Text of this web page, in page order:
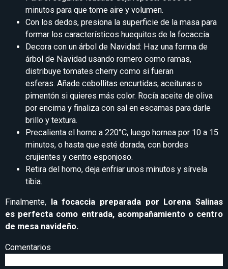
minutos para que tome aire y volumen.
Con los dedos, presiona la superficie de la masa para
formar los característicos huequitos de la focaccia.
Decora con un árbol de Navidad: Haz una forma de
árbol de Navidad usando romero como ramas,
distribuye tomates cherry como si fueran
esferas. Añade cebollitas encurtidas, aceitunas o
pimentón si quieres más color. Rocía aceite de oliva
por encima y finaliza con sal en escamas para darle
brillo y textura.
Precalienta el horno a 220°C, luego hornea por 10 a 15
minutos, o hasta que esté dorada, con bordes
crujientes y centro esponjoso.
Retira del horno, deja enfriar unos minutos y sírvela
tibia.
Finalmente,
la focaccia preparada por Lorena Salinas
es perfecta como entrada, acompañamiento o centro
de mesa navideño.
Comentarios